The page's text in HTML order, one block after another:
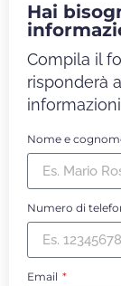
Hai
Compila il
risponderà
Nome e
Numero di
Email